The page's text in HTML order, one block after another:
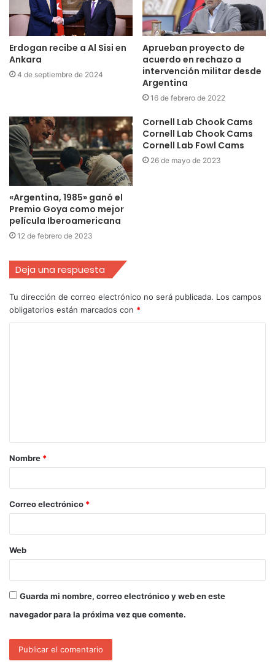
Erdogan recibe a Al Sisi en
Ankara
4 de septiembre de 2024
Aprueban proyecto de
acuerdo en rechazo a
intervención militar desde
Argentina
16 de febrero de 2022
«Argentina, 1985» ganó el
Premio Goya como mejor
película Iberoamericana
12 de febrero de 2023
Cornell Lab Chook Cams
Cornell Lab Chook Cams
Cornell Lab Fowl Cams
26 de mayo de 2023
Deja una respuesta
Tu dirección de correo electrónico no será publicada. Los campos
obligatorios están marcados con *
Nombre *
Correo electrónico *
Web
Guarda mi nombre, correo electrónico y web en este
navegador para la próxima vez que comente.